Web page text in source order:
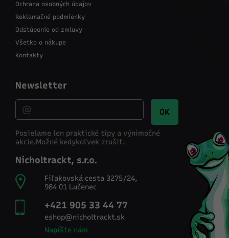
Ochrana osobných údajov
Reklamačné podmienky
Odstúpenie od zmluvy
Všetko o nákupe
Kontakty
Newsletter
OK
Posielame len praktické tipy a výnimočné
akcie.Možné kedykoľvek zrušiť.
Nicholtrackt, s.r.o.
Fiľakovská cesta 3275/24,
984 01 Lučenec
+421 905 33 44 77
eshop@nicholtrackt.sk
Napíšte nám